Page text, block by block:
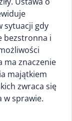
sytuacji gdy
bezstronna i
ma znaczenie
majątkiem
zwraca się
w sprawie.